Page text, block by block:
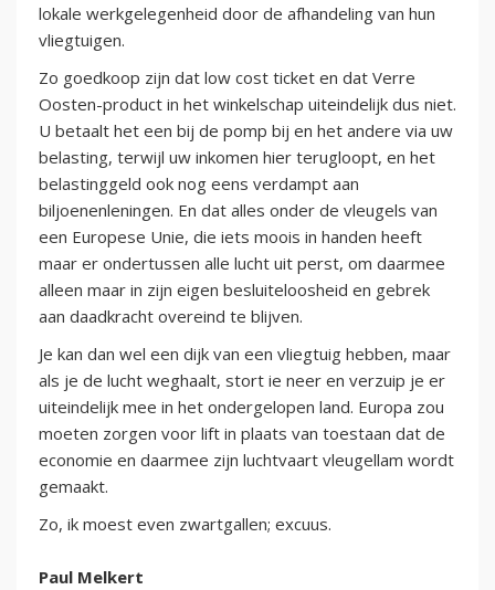
lokale werkgelegenheid door de afhandeling van hun
vliegtuigen.
Zo goedkoop zijn dat low cost ticket en dat Verre
Oosten-product in het winkelschap uiteindelijk dus niet.
U betaalt het een bij de pomp bij en het andere via uw
belasting, terwijl uw inkomen hier terugloopt, en het
belastinggeld ook nog eens verdampt aan
biljoenenleningen. En dat alles onder de vleugels van
een Europese Unie, die iets moois in handen heeft
maar er ondertussen alle lucht uit perst, om daarmee
alleen maar in zijn eigen besluiteloosheid en gebrek
aan daadkracht overeind te blijven.
Je kan dan wel een dijk van een vliegtuig hebben, maar
als je de lucht weghaalt, stort ie neer en verzuip je er
uiteindelijk mee in het ondergelopen land. Europa zou
moeten zorgen voor lift in plaats van toestaan dat de
economie en daarmee zijn luchtvaart vleugellam wordt
gemaakt.
Zo, ik moest even zwartgallen; excuus.
Paul Melkert